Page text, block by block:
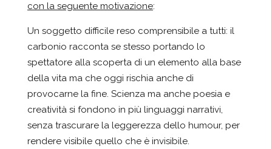
con la seguente motivazione:
Un soggetto difficile reso comprensibile a tutti: il
carbonio racconta se stesso portando lo
spettatore alla scoperta di un elemento alla base
della vita ma che oggi rischia anche di
provocarne la fine. Scienza ma anche poesia e
creatività si fondono in più linguaggi narrativi,
senza trascurare la leggerezza dello humour, per
rendere visibile quello che è invisibile.